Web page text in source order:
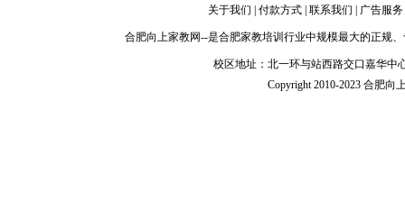
关于我们 付款方式 联系我们 广告服务
合肥向上家教网--是合肥家教培训行业中规模最大的正规
校区地址：北一环与站西路交口嘉华
Copyright 2010-2023 合肥向